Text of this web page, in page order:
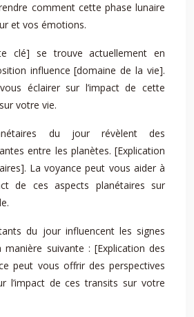
comment cette phase lunaire
et vos émotions.
clé] se trouve actuellement en
influence [domaine de la vie].
éclairer sur l’impact de cette
votre vie.
du jour révèlent des
entre les planètes. [Explication
La voyance peut vous aider à
de ces aspects planétaires sur
du jour influencent les signes
suivante : [Explication des
peut vous offrir des perspectives
l’impact de ces transits sur votre